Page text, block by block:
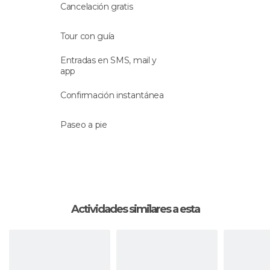
la historia de la ciudad y de los monumentos que
leyendas populares sobre ellos.
Cancelación gratis
Tour con guía
Entradas en SMS, mail y
app
Confirmación instantánea
Paseo a pie
Actividades similares a esta